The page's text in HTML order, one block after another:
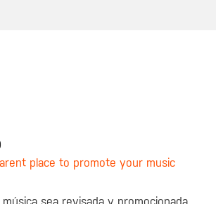
place to promote your music
sea revisada y promocionada